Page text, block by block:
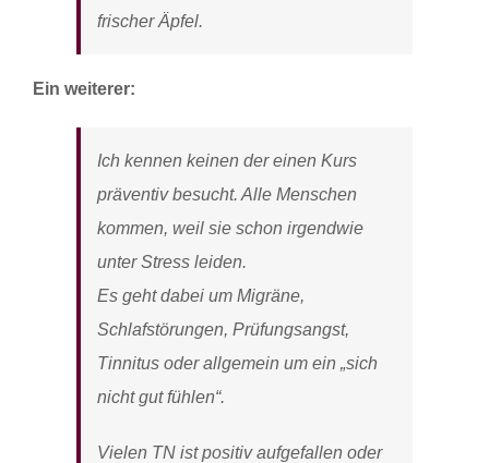
frischer Äpfel.
Ein weiterer:
Ich kennen keinen der einen Kurs
präventiv besucht. Alle Menschen
kommen, weil sie schon irgendwie
unter Stress leiden.
Es geht dabei um Migräne,
Schlafstörungen, Prüfungsangst,
Tinnitus oder allgemein um ein „sich
nicht gut fühlen“.
Vielen TN ist positiv aufgefallen oder